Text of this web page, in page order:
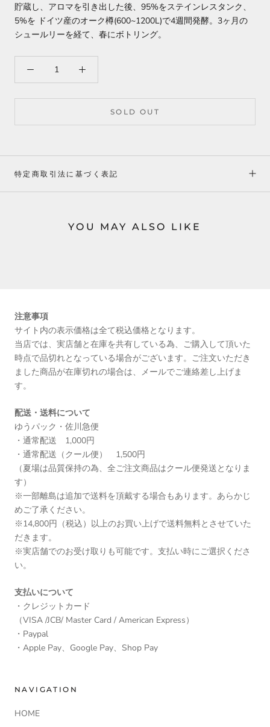
貯蔵し、アロマを引き出した後、 95%をステインレスタンク、
5%を ドイツ産のオーク樽(600~1200L)で4週間発酵。 3ヶ月の
シュールリーを経て、春にボトリング。
SOLD OUT
特定商取引法に基づく表記
YOU MAY ALSO LIKE
注意事項
サイト内の表示価格は全て税込価格となります。
当店では、実店舗と在庫を共有している為、ご購入して頂いた
時点で品切れとなっている場合がございます。ご注文いただき
ました商品が在庫切れの場合は、メールでご連絡差し上げま
す。
配送・送料について
ゆうパック・佐川急便
・通常配送 1,000円
・通常配送（クール便） 1,500円
（夏場は品質保持の為、全ご注文商品はクール便発送となりま
す）
※一部離島は追加で送料を頂戴する場合もあります。あらかじ
めご了承ください。
※14,800円（税込）以上のお買い上げで送料無料とさせていた
だきます。
※実店舗でのお受け取りも可能です。支払い時にご選択くださ
い。
支払いについて
・クレジットカード
（VISA /JCB/ Master Card / American Express）
・Paypal
・Apple Pay、Google Pay、Shop Pay
NAVIGATION
HOME